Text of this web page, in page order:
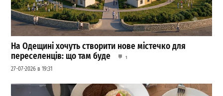
На Одещині хочуть створити нове містечко для
переселенців: що там буде
1
27-07-2026 в 19:31